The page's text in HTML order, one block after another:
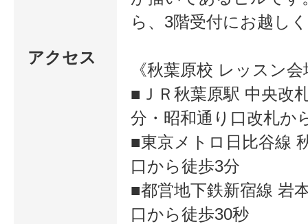
アクセス
ら、3階受付にお越し
《秋葉原校 レッスン会
■ＪＲ秋葉原駅 中央改
分・昭和通り口改札か
■東京メトロ日比谷線
口から徒歩3分
■都営地下鉄新宿線 岩
口から徒歩30秒